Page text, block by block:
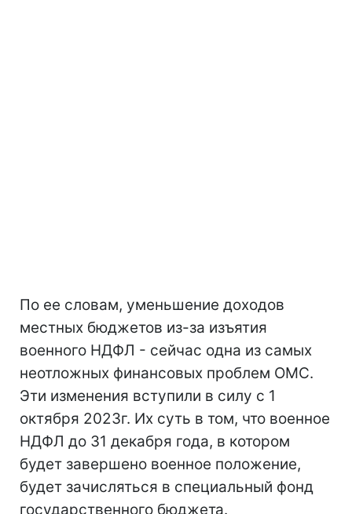
По ее словам, уменьшение доходов
местных бюджетов из-за изъятия
военного НДФЛ - сейчас одна из самых
неотложных финансовых проблем ОМС.
Эти изменения вступили в силу с 1
октября 2023г. Их суть в том, что военное
НДФЛ до 31 декабря года, в котором
будет завершено военное положение,
будет зачисляться в специальный фонд
государственного бюджета.